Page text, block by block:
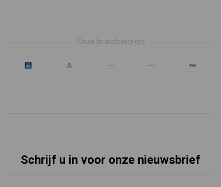
Onze brandpartners
Schrijf u in voor onze nieuwsbrief